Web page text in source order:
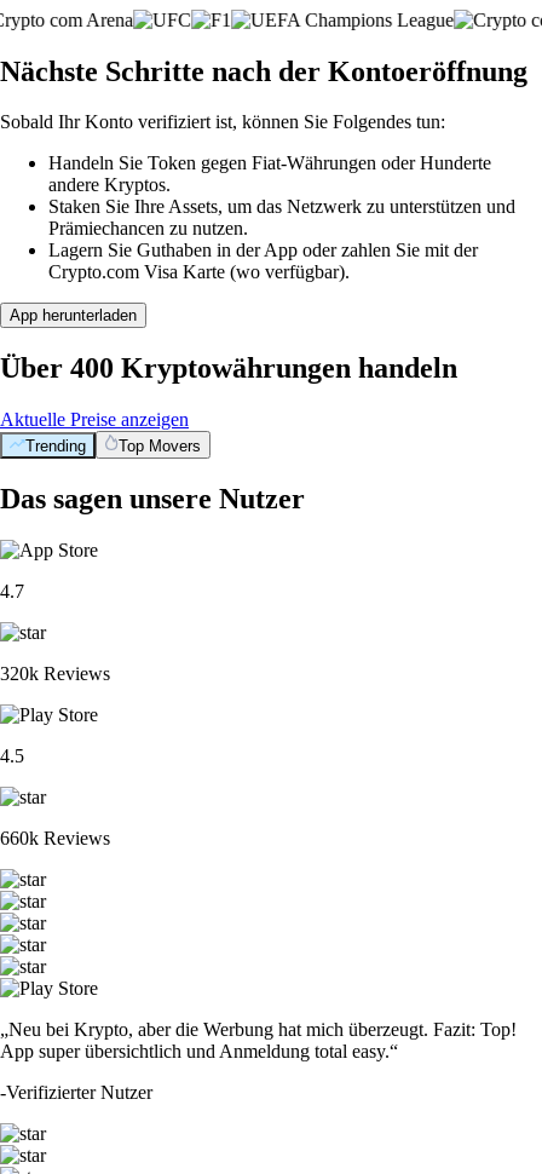
Nächste Schritte nach der Kontoeröffnung
Sobald Ihr Konto verifiziert ist, können Sie Folgendes tun:
Handeln Sie Token gegen Fiat-Währungen oder Hunderte
andere Kryptos.
Staken Sie Ihre Assets, um das Netzwerk zu unterstützen und
Prämiechancen zu nutzen.
Lagern Sie Guthaben in der App oder zahlen Sie mit der
Crypto.com Visa Karte (wo verfügbar).
App herunterladen
Über 400 Kryptowährungen handeln
Aktuelle Preise anzeigen
Trending Top Movers
Das sagen unsere Nutzer
4.7
320k Reviews
4.5
660k Reviews
„Neu bei Krypto, aber die Werbung hat mich überzeugt. Fazit: Top!
App super übersichtlich und Anmeldung total easy.“
-Verifizierter Nutzer